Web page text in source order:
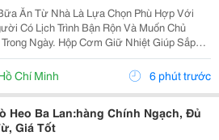
Ăn Từ Nhà Là Lựa Chọn Phù Hợp Với
Có Lịch Trình Bận Rộn Và Muốn Chủ
Ngày. Hộp Cơm Giữ Nhiệt Giúp Sắp
Ăn Gọn Gàng, Thuận Tiện Mang Theo Khi
Làm Hoặc Tham Gia Các Hoạt Động Bên
Chí Minh 6 phút trước
Heo Ba Lan:hàng Chính Ngạch, Đủ
Giá Tốt